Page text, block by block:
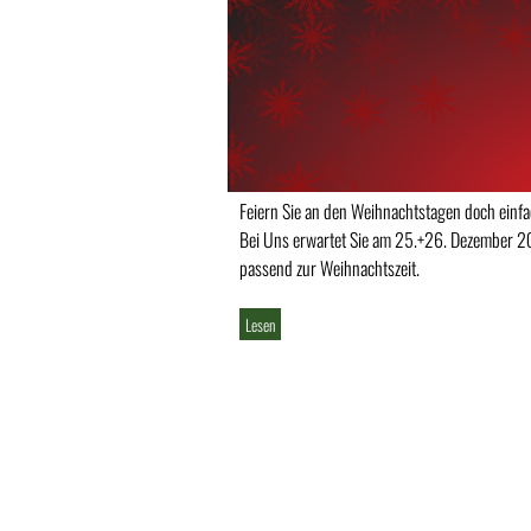
Feiern Sie an den Weihnachtstagen doch
Bei Uns erwartet Sie am 25.+26. Dezember
passend zur Weihnachtszeit.
Lesen